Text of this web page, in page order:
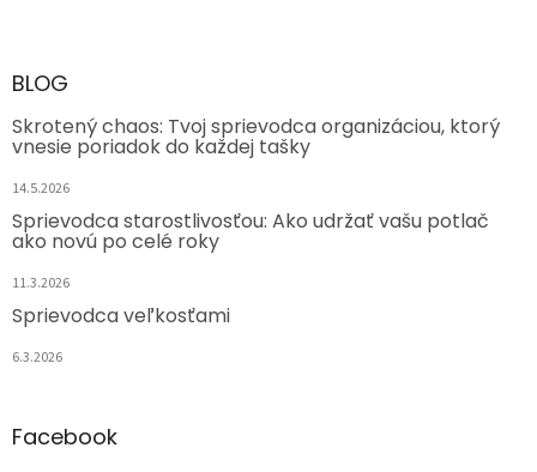
BLOG
Skrotený chaos: Tvoj sprievodca organizáciou, ktorý
vnesie poriadok do každej tašky
14.5.2026
Sprievodca starostlivosťou: Ako udržať vašu potlač
ako novú po celé roky
11.3.2026
Sprievodca veľkosťami
6.3.2026
Facebook